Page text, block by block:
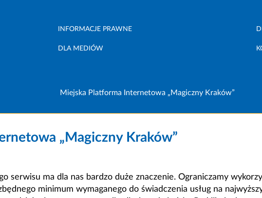
INFORMACJE PRAWNE
DLA MEDIÓW
Miejska Platforma Internetowa „Magiczny Kraków”
„Magiczny Kraków”
serwisu ma dla nas bardzo duże znaczenie. Ograniczamy
minimum wymaganego do świadczenia usług na